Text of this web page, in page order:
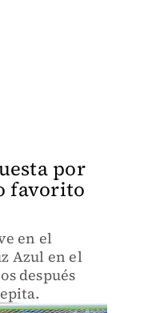
por
favorito
en el
Azul en el
después